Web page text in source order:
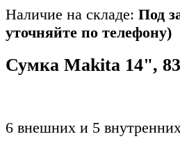
Наличие на складе: Под
уточняйте по телефону)
Сумка Makita 14",
6 внешних и 5